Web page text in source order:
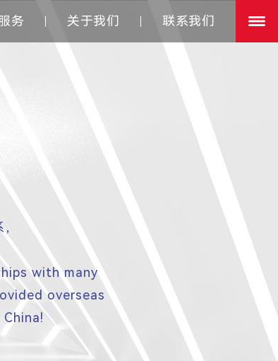
务 关于我们 联系我们
with many
overseas